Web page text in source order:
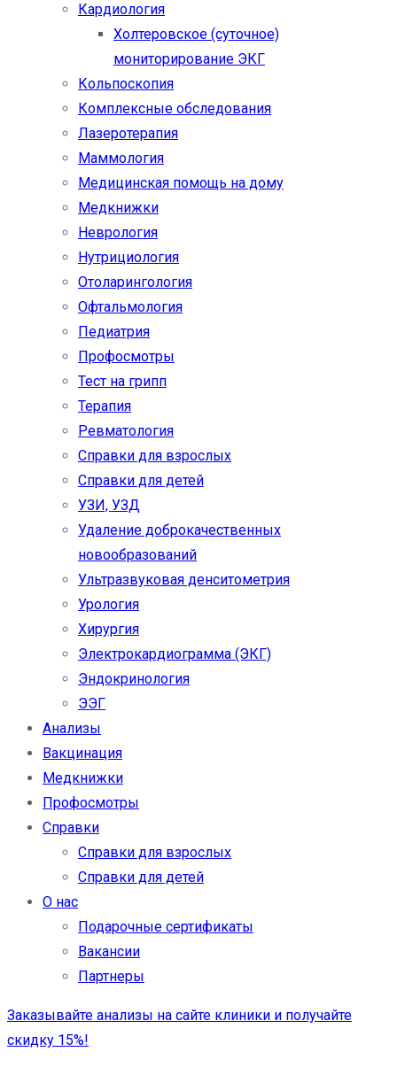
Кардиология
Холтеровское (суточное)
мониторирование ЭКГ
Кольпоскопия
Комплексные обследования
Лазеротерапия
Маммология
Медицинская помощь на дому
Медкнижки
Неврология
Нутрициология
Отоларингология
Офтальмология
Педиатрия
Профосмотры
Тест на грипп
Терапия
Ревматология
Справки для взрослых
Справки для детей
УЗИ, УЗД
Удаление доброкачественных
новообразований
Ультразвуковая денситометрия
Урология
Хирургия
Электрокардиограмма (ЭКГ)
Эндокринология
ЭЭГ
Анализы
Вакцинация
Медкнижки
Профосмотры
Справки
Справки для взрослых
Справки для детей
О нас
Подарочные сертификаты
Вакансии
Партнеры
Заказывайте анализы на сайте клиники и получайте
скидку 15%!